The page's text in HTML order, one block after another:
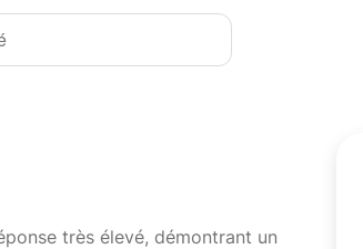
très élevé, démontrant un